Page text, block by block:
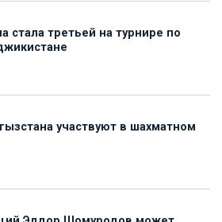
стала третьей на турнире по
участвуют в шахматном